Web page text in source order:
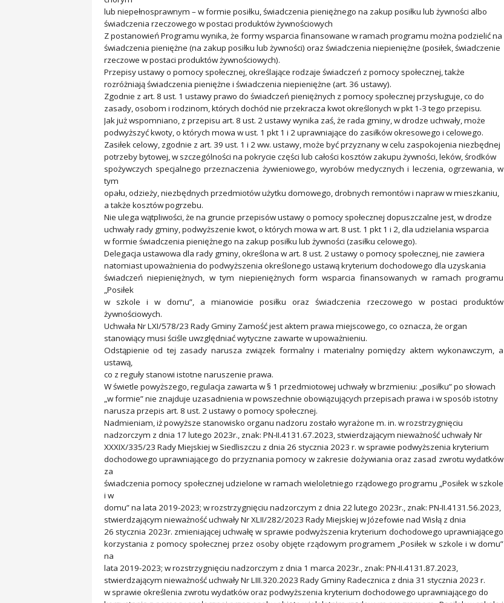
lub niepełnosprawnym – w formie posiłku, świadczenia pieniężnego na zakup posiłku lub żywności albo
świadczenia rzeczowego w postaci produktów żywnościowych
Z postanowień Programu wynika, że formy wsparcia finansowane w ramach programu można podzielić na
świadczenia pieniężne (na zakup posiłku lub żywności) oraz świadczenia niepieniężne (posiłek, świadczenie
rzeczowe w postaci produktów żywnościowych).
Przepisy ustawy o pomocy społecznej, określające rodzaje świadczeń z pomocy społecznej, także
rozróżniają świadczenia pieniężne i świadczenia niepieniężne (art. 36 ustawy).
Zgodnie z art. 8 ust. 1 ustawy prawo do świadczeń pieniężnych z pomocy społecznej przysługuje, co do
zasady, osobom i rodzinom, których dochód nie przekracza kwot określonych w pkt 1-3 tego przepisu.
Jak już wspomniano, z przepisu art. 8 ust. 2 ustawy wynika zaś, że rada gminy, w drodze uchwały, może
podwyższyć kwoty, o których mowa w ust. 1 pkt 1 i 2 uprawniające do zasiłków okresowego i celowego.
Zasiłek celowy, zgodnie z art. 39 ust. 1 i 2 ww. ustawy, może być przyznany w celu zaspokojenia niezbędnej
potrzeby bytowej, w szczególności na pokrycie części lub całości kosztów zakupu żywności, leków, środków
spożywczych specjalnego przeznaczenia żywieniowego, wyrobów medycznych i leczenia, ogrzewania, w
tym
opału, odzieży, niezbędnych przedmiotów użytku domowego, drobnych remontów i napraw w mieszkaniu,
a także kosztów pogrzebu.
Nie ulega wątpliwości, że na gruncie przepisów ustawy o pomocy społecznej dopuszczalne jest, w drodze
uchwały rady gminy, podwyższenie kwot, o których mowa w art. 8 ust. 1 pkt 1 i 2, dla udzielania wsparcia
w formie świadczenia pieniężnego na zakup posiłku lub żywności (zasiłku celowego).
Delegacja ustawowa dla rady gminy, określona w art. 8 ust. 2 ustawy o pomocy społecznej, nie zawiera
natomiast upoważnienia do podwyższenia określonego ustawą kryterium dochodowego dla uzyskania
świadczeń niepieniężnych, w tym niepieniężnych form wsparcia finansowanych w ramach programu
„Posiłek
w szkole i w domu”, a mianowicie posiłku oraz świadczenia rzeczowego w postaci produktów
żywnościowych.
Uchwała Nr LXI/578/23 Rady Gminy Zamość jest aktem prawa miejscowego, co oznacza, że organ
stanowiący musi ściśle uwzględniać wytyczne zawarte w upoważnieniu.
Odstąpienie od tej zasady narusza związek formalny i materialny pomiędzy aktem wykonawczym, a
ustawą,
co z reguły stanowi istotne naruszenie prawa.
W świetle powyższego, regulacja zawarta w § 1 przedmiotowej uchwały w brzmieniu: „posiłku” po słowach
„w formie” nie znajduje uzasadnienia w powszechnie obowiązujących przepisach prawa i w sposób istotny
narusza przepis art. 8 ust. 2 ustawy o pomocy społecznej.
Nadmieniam, iż powyższe stanowisko organu nadzoru zostało wyrażone m. in. w rozstrzygnięciu
nadzorczym z dnia 17 lutego 2023r., znak: PN-II.4131.67.2023, stwierdzającym nieważność uchwały Nr
XXXIX/335/23 Rady Miejskiej w Siedliszczu z dnia 26 stycznia 2023 r. w sprawie podwyższenia kryterium
dochodowego uprawniającego do przyznania pomocy w zakresie dożywiania oraz zasad zwrotu wydatków
za
świadczenia pomocy społecznej udzielone w ramach wieloletniego rządowego programu „Posiłek w szkole
i w
domu” na lata 2019-2023; w rozstrzygnięciu nadzorczym z dnia 22 lutego 2023r., znak: PN-II.4131.56.2023,
stwierdzającym nieważność uchwały Nr XLII/282/2023 Rady Miejskiej w Józefowie nad Wisłą z dnia
26 stycznia 2023r. zmieniającej uchwałę w sprawie podwyższenia kryterium dochodowego uprawniającego
korzystania z pomocy społecznej przez osoby objęte rządowym programem „Posiłek w szkole i w domu”
na
lata 2019-2023; w rozstrzygnięciu nadzorczym z dnia 1 marca 2023r., znak: PN-II.4131.87.2023,
stwierdzającym nieważność uchwały Nr LIII.320.2023 Rady Gminy Radecznica z dnia 31 stycznia 2023 r.
w sprawie określenia zwrotu wydatków oraz podwyższenia kryterium dochodowego uprawniającego do